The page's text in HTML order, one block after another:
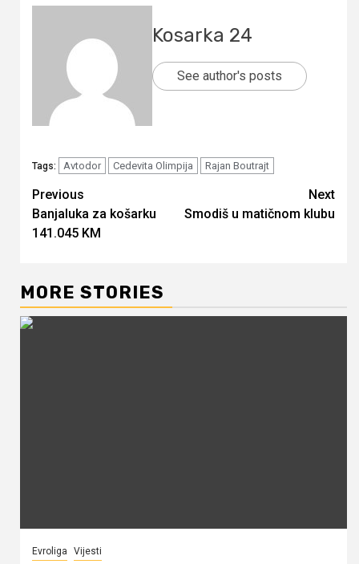
Kosarka 24
See author's posts
Tags: Avtodor Cedevita Olimpija Rajan Boutrajt
Continue
Reading
Previous
Banjaluka za košarku
141.045 KM
Next
Smodiš u matičnom klubu
MORE STORIES
Evroliga Vijesti